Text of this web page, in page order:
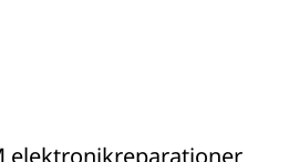
elektronikreparationer